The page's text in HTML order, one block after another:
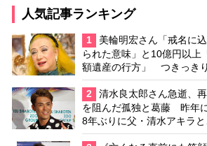
人気記事ランキング
1
美輪明宏さん「戒名に
られた意味」と10億円以上
額遺産の行方」 つきっきり
私生活をサポートしていた
優が相続か
2
清水良太郎さん急逝、
を阻んだ孤独と葛藤 昨年
8年ぶりに父・清水アキラと
演、本格的な活動再開に向